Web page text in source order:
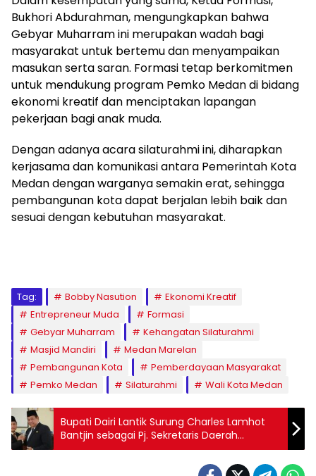
Bukhori Abdurahman, mengungkapkan bahwa
Gebyar Muharram ini merupakan wadah bagi
masyarakat untuk bertemu dan menyampaikan
masukan serta saran. Formasi tetap berkomitmen
untuk mendukung program Pemko Medan di bidang
ekonomi kreatif dan menciptakan lapangan
pekerjaan bagi anak muda.
Dengan adanya acara silaturahmi ini, diharapkan
kerjasama dan komunikasi antara Pemerintah Kota
Medan dengan warganya semakin erat, sehingga
pembangunan kota dapat berjalan lebih baik dan
sesuai dengan kebutuhan masyarakat.
Tag: Bobby Nasution
Ekonomi Kreatif
Entrepreneur Muda
Formasi
Gebyar Muharram
Kehangatan Silaturahmi
Masjid Mandiri
Medan Marelan
Pembangunan Kota
Pemberdayaan Masyarakat
Pemko Medan
Silaturahmi Wali Kota Medan
Bupati Dairi Lantik Surung Charles Lamhot
Bantjin sebagai Pj. Sekretaris Daerah
Kabupaten Dairi